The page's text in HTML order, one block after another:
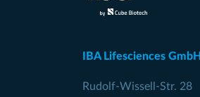
IBA Lifesciences GmbH
Rudolf-Wissell-Str. 28